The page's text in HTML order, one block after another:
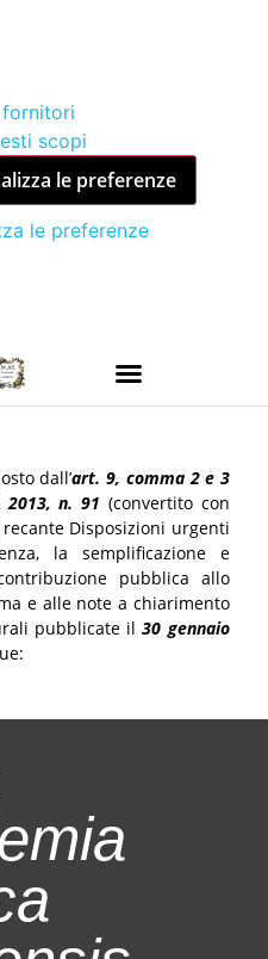
fornitori
scopi
le preferenze
le preferenze
dall’art. 9, comma 2 e 3
2013, n. 91 (convertito con
Disposizioni urgenti
la semplificazione e
pubblica allo
e alle note a chiarimento
pubblicate il 30 gennaio